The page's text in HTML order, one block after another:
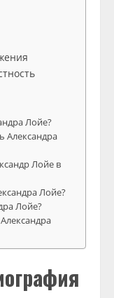
Лойе?
Александра
Лойе в
Лойе?
Лойе?